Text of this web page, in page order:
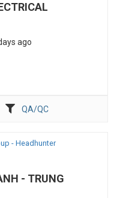
ago
QA/QC
- Headhunter
- TRUNG